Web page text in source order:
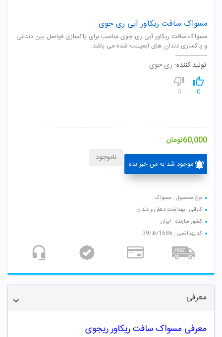
مسواک سافت ریکاور آبی ری جوی
مسواک سافت ریکاور آبی ری جوی مناسب برای پاکسازی فواصل بین دندانی
و پاکسازی دندان های ایمپلنت شده می باشد.
تولید کننده: ری جوی
0
0
60,000تومان
موجود شد به من خبر بده
ناموجود
نوع محصول : مسواک
کارائی : بهداشت دهان و دندان
کشور سازنده : ایران
کد بهداشتی : 1686/ظ/39
معرفی
معرفی مسواک سافت ریکاور ریجوی